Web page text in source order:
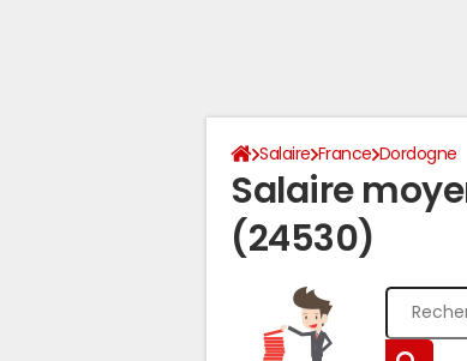
Salaire France Dordogne
Salaire
(24530)